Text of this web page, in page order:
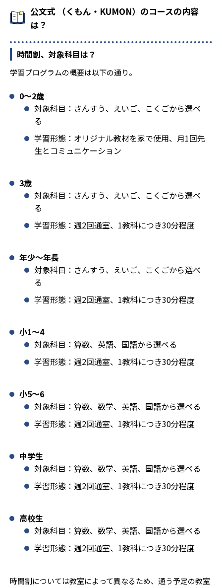
公文式 （くもん・KUMON）のコースの内容
は？
時間割、対象科目は？
学習プログラムの概要は以下の通り。
0〜2歳
対象科目：さんすう、えいご、こくごから選べ
る
学習形態：オリジナル教材を家で使用、月1回先
生とコミュニケーション
3歳
対象科目：さんすう、えいご、こくごから選べ
る
学習形態：週2回通室、1教科につき30分程度
年少〜年長
対象科目：さんすう、えいご、こくごから選べ
る
学習形態：週2回通室、1教科につき30分程度
小1️〜4
対象科目：算数、英語、国語から選べる
学習形態：週2回通室、1教科につき30分程度
小5〜6
対象科目：算数、数学、英語、国語から選べる
学習形態：週2回通室、1教科につき30分程度
中学生
対象科目：算数、数学、英語、国語から選べる
学習形態：週2回通室、1教科につき30分程度
高校生
対象科目：算数、数学、英語、国語から選べる
学習形態：週2回通室、1教科につき30分程度
時間割については教室によって異なるため、通う予定の教室